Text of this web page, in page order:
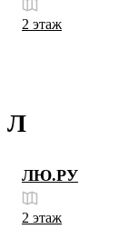
2 этаж
Л
ЛЮ.РУ
2 этаж